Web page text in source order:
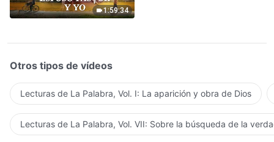
1:59:34
Otros tipos de vídeos
Lecturas de La Palabra, Vol. I: La aparición y obra de Dios
Lecturas de La Palabra, Vol. VII: Sobre la búsqueda de la